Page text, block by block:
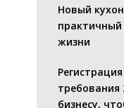
Новый
жизни
требования
бизнесу,